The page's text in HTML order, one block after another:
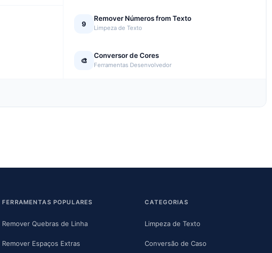
9
Remover Números from Texto
Limpeza de Texto
🎨
Conversor de Cores
Ferramentas Desenvolvedor
FERRAMENTAS POPULARES
Remover Quebras de Linha
Remover Espaços Extras
CATEGORIAS
Limpeza de Texto
Conversão de Caso